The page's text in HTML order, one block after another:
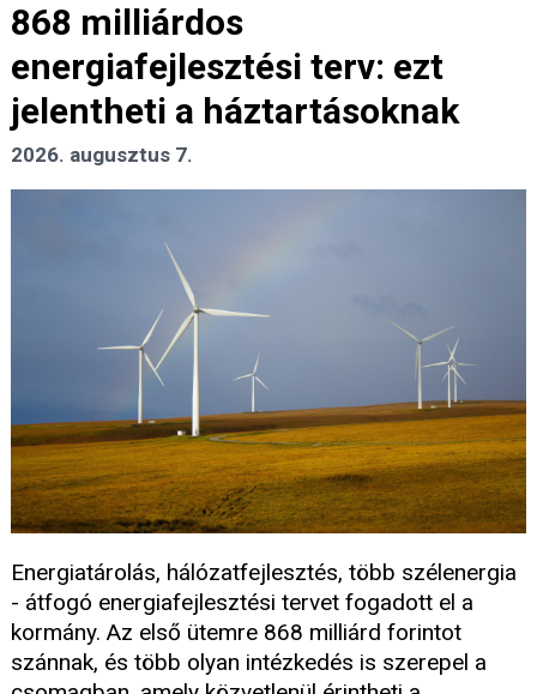
868 milliárdos
energiafejlesztési terv: ezt
jelentheti a háztartásoknak
2026. augusztus 7.
Energiatárolás, hálózatfejlesztés, több szélenergia
- átfogó energiafejlesztési tervet fogadott el a
kormány. Az első ütemre 868 milliárd forintot
szánnak, és több olyan intézkedés is szerepel a